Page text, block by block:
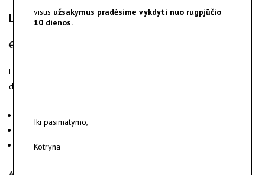
Larre - sidabro ir aukso auskarai
€
Faktūruoto matinio sidabro auskarai su blizgiomis poliruoto aukso
detalėmis.
Earrings weight ~ 4 g.
Parduodami poroje.
visus užsakymus pradėsime vykdyti nuo rugpjūčio
10 dienos.
Iki pasimatymo,
Kotryna